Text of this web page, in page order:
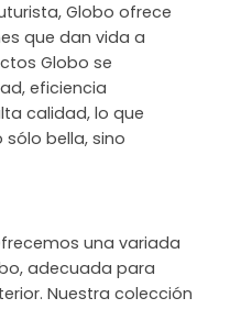
Globo ofrece
que dan vida a
Globo se
eficiencia
calidad, lo que
bella, sino
una variada
adecuada para
Nuestra colección